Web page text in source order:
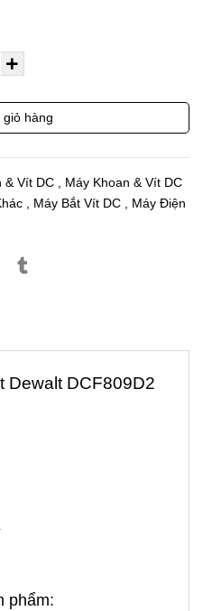
giỏ hàng
& Vít DC , Máy Khoan & Vít DC
, Máy Bắt Vít DC , Máy Điện
Dewalt DCF809D2
phẩm: